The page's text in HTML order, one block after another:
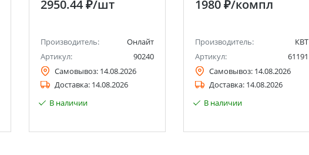
2950.44 ₽/шт
Производитель:
Онлайт
Артикул:
90240
Самовывоз: 14.08.2026
Доставка: 14.08.2026
В наличии
1980 ₽/компл
Производитель:
КВТ
Артикул:
61191
Самовывоз: 14.08.2026
Доставка: 14.08.2026
В наличии